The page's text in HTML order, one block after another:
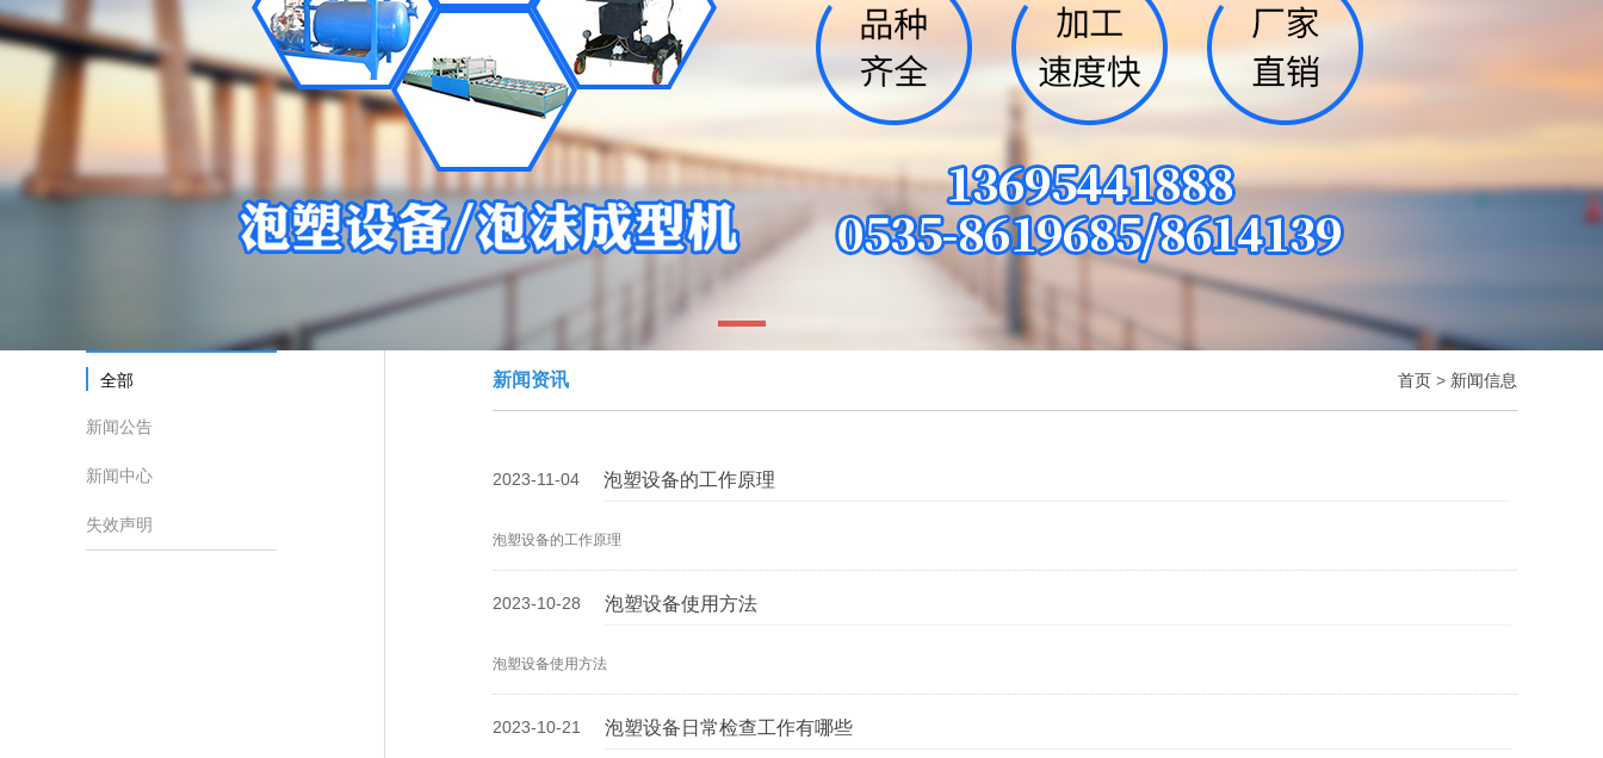
全部
新闻公告
新闻中心
失效声明
新闻资讯 首页 > 新闻信息
2023-11-04 泡塑设备的工作原理
泡塑设备的工作原理
2023-10-28 泡塑设备使用方法
泡塑设备使用方法
2023-10-21 泡塑设备日常检查工作有哪些